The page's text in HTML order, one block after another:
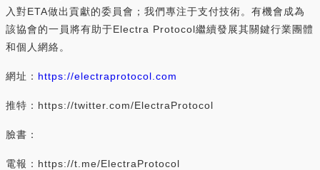
入對ETA做出貢獻的委員會；我們專注于支付技術。有機會成為
該協會的一員將有助于Electra Protocol繼續發展其關鍵行業團體
和個人網絡。
網址： https://electraprotocol.com
推特：https://twitter.com/ElectraProtocol
臉書：
電報：https://t.me/ElectraProtocol